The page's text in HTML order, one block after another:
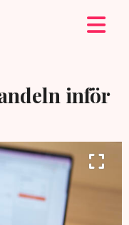
inför